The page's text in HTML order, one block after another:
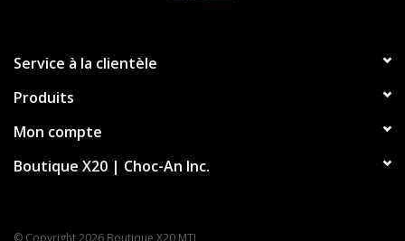
Service à la clientèle
Produits
Mon compte
Boutique X20 | Choc-An Inc.